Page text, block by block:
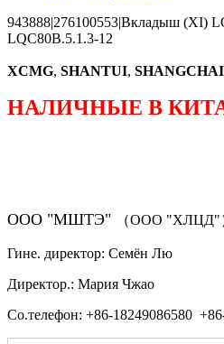
943888|276100553|Вкладыш (XI)
LQC80B.5.1.3-12
XCMG, SHANTUI, SHANGCHAI
НАЛИЧНЫЕ В
ООО "МШТЭ" （ООО "ХЛЦД"
Гине. директор: Семён Лю
Директор.: Мария Чжао
Со.телефон: +86-18249086580